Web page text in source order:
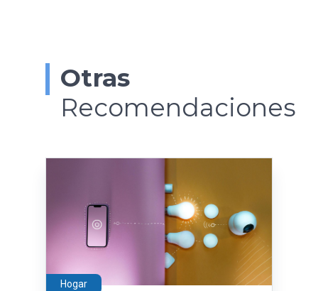
Otras
Recomendaciones
Hogar